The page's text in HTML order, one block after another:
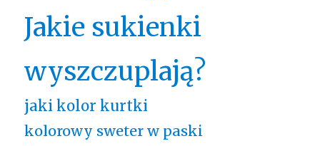
Jakie sukienki
wyszczuplają?
jaki kolor kurtki
kolorowy sweter w paski